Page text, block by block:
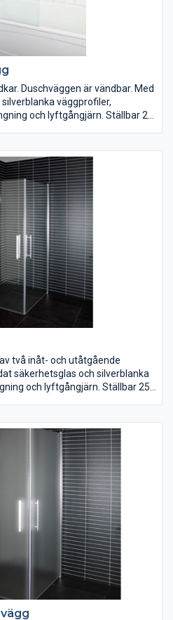
Duschväggen är vändbar. Med
väggprofiler,
och lyftgångjärn. Ställbar 20
två inåt- och utåtgående
säkerhetsglas och silverblanka
och lyftgångjärn. Ställbar 25